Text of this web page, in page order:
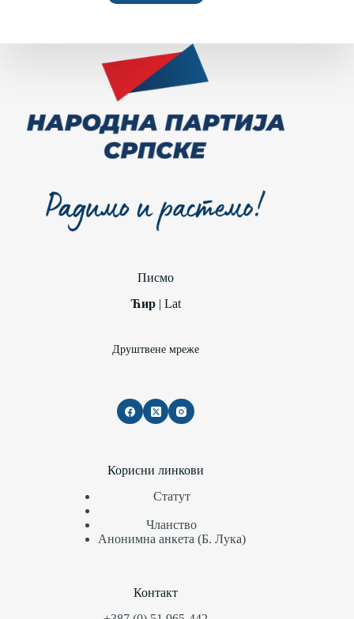
Писмо
Ћир| Lat
Друштвене мреже
Корисни линкови
Статут
Чланство
Анонимна анкета (Б. Лука)
Контакт